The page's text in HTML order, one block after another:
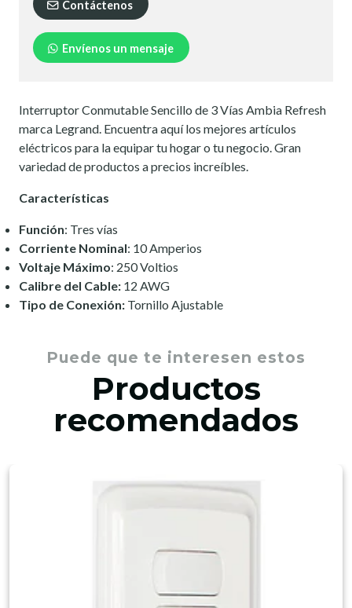
Contáctenos
Envíenos un mensaje
Interruptor Conmutable Sencillo de 3 Vías Ambia Refresh
marca Legrand. Encuentra aquí los mejores artículos
eléctricos para la equipar tu hogar o tu negocio. Gran
variedad de productos a precios increíbles.
Características
Función: Tres vías
Corriente Nominal: 10 Amperios
Voltaje Máximo: 250 Voltios
Calibre del Cable: 12 AWG
Tipo de Conexión: Tornillo Ajustable
Puede que te interesen estos
Productos
recomendados